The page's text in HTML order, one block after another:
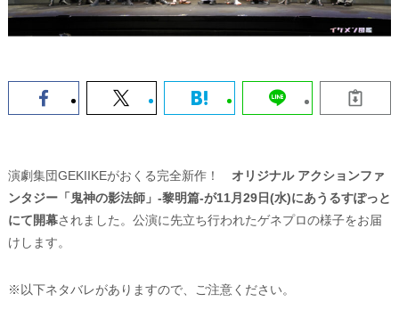
演劇集団GEKIIKEがおくる完全新作！ オリジナル アクションファ
ンタジー「鬼神の影法師」‐黎明篇‐が11月29日(水)にあうるすぽっと
にて開幕されました。公演に先立ち行われたゲネプロの様子をお届
けします。
※以下ネタバレがありますので、ご注意ください。